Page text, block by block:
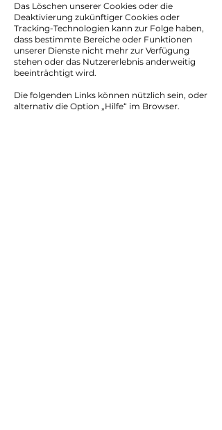
Das Löschen unserer Cookies oder die
Deaktivierung zukünftiger Cookies oder
Tracking-Technologien kann zur Folge haben,
dass bestimmte Bereiche oder Funktionen
unserer Dienste nicht mehr zur Verfügung
stehen oder das Nutzererlebnis anderweitig
beeinträchtigt wird.
Die folgenden Links können nützlich sein, oder
alternativ die Option „Hilfe“ im Browser.